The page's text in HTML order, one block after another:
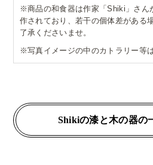
※商品の和食器は作家「Shiki」さん
作されており、若干の個体差がある
了承くださいませ。
※写真イメージの中のカトラリー等
Shikiの漆と木の器の